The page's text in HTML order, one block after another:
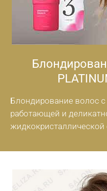
Блондирование волос
работающей и
жидкокристаллической